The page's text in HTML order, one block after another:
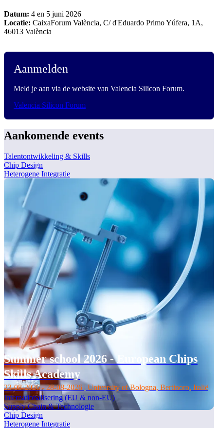
Datum: 4 en 5 juni 2026
Locatie: CaixaForum València, C/ d'Eduardo Primo Yúfera, 1A,
46013 València
Aanmelden
Meld je aan via de website van Valencia Silicon Forum.
Valencia Silicon Forum
Aankomende events
Talentontwikkeling & Skills
Chip Design
Heterogene Integratie
Summer school 2026 - European Chips
Skills Academy
23-08-2026 - 28-08-2026 | University of Bologna, Bertinoro, Italië
Internationalisering (EU & non-EU)
Supply Chain & Technologie
Chip Design
Heterogene Integratie